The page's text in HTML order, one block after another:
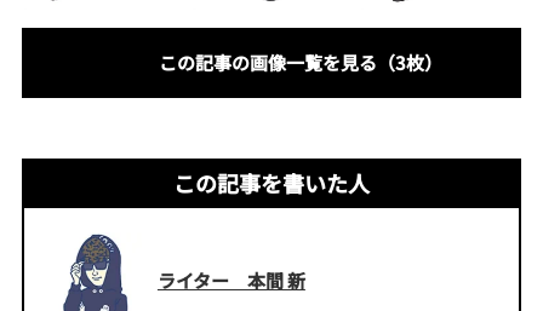
この記事の画像一覧を見る（3枚）
この記事を書いた人
ライター 本間 新